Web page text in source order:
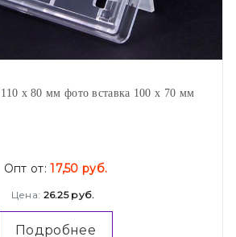
х 80 мм фото вставка 100 х 70 мм
Опт от:17,50 руб.
Цена: 26.25 руб.
Подробнее